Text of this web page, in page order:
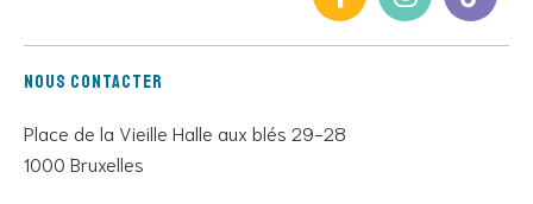
Nous contacter
Place de la Vieille Halle aux blés 29-28
1000 Bruxelles